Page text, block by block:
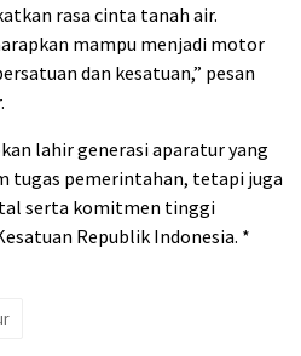
rasa cinta tanah air.
mampu menjadi motor
dan kesatuan,” pesan
lahir generasi aparatur yang
tugas pemerintahan, tetapi juga
serta komitmen tinggi
Republik Indonesia. *